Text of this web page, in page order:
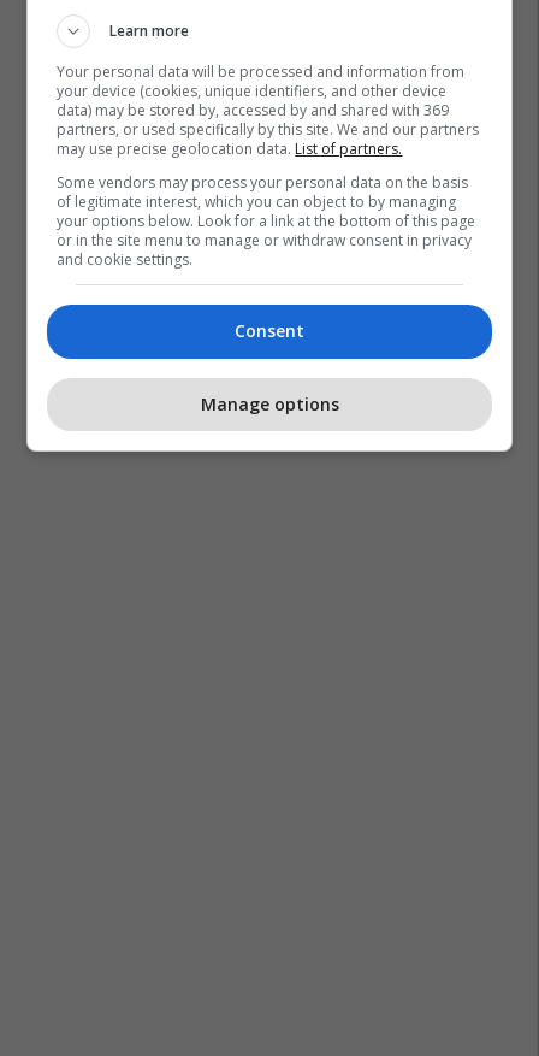
Learn more
Your personal data will be processed and information from
your device (cookies, unique identifiers, and other device
data) may be stored by, accessed by and shared with 369
partners, or used specifically by this site. We and our partners
may use precise geolocation data. List of partners.
Some vendors may process your personal data on the basis
of legitimate interest, which you can object to by managing
your options below. Look for a link at the bottom of this page
or in the site menu to manage or withdraw consent in privacy
and cookie settings.
Consent
Manage options